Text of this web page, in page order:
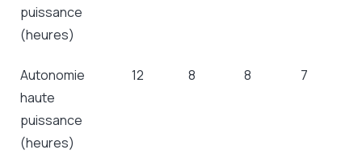
puissance
(heures)
Autonomie
haute
puissance
(heures)
12 8 8 7